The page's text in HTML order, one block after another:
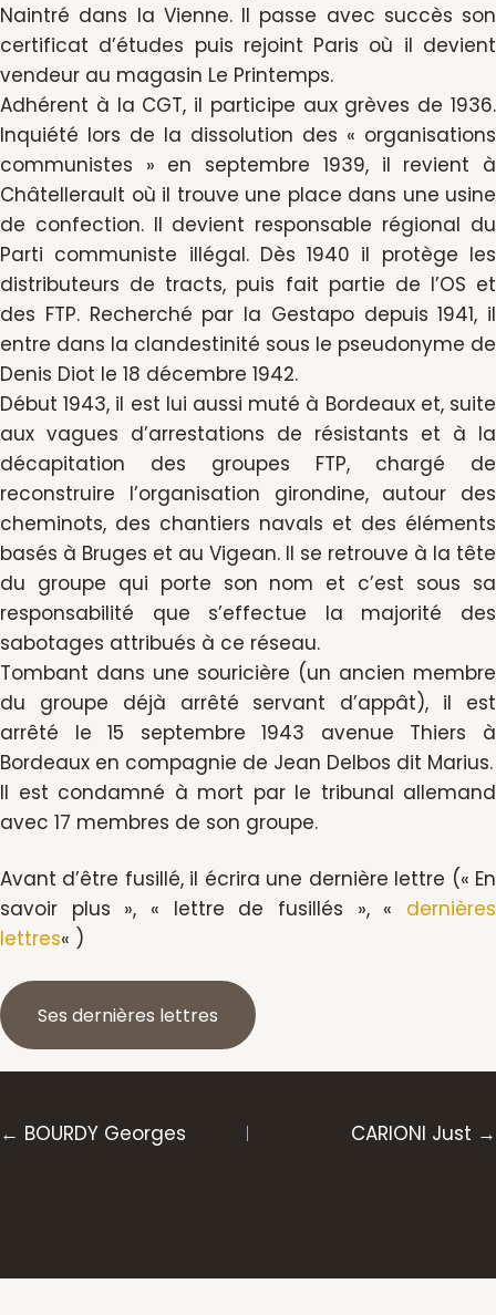
Naintré dans la Vienne. Il passe avec succès son
certificat d’études puis rejoint Paris où il devient
vendeur au magasin Le Printemps.
Adhérent à la CGT, il participe aux grèves de 1936.
Inquiété lors de la dissolution des « organisations
communistes » en septembre 1939, il revient à
Châtellerault où il trouve une place dans une usine
de confection. Il devient responsable régional du
Parti communiste illégal. Dès 1940 il protège les
distributeurs de tracts, puis fait partie de l’OS et
des FTP. Recherché par la Gestapo depuis 1941, il
entre dans la clandestinité sous le pseudonyme de
Denis Diot le 18 décembre 1942.
Début 1943, il est lui aussi muté à Bordeaux et, suite
aux vagues d’arrestations de résistants et à la
décapitation des groupes FTP, chargé de
reconstruire l’organisation girondine, autour des
cheminots, des chantiers navals et des éléments
basés à Bruges et au Vigean. Il se retrouve à la tête
du groupe qui porte son nom et c’est sous sa
responsabilité que s’effectue la majorité des
sabotages attribués à ce réseau.
Tombant dans une souricière (un ancien membre
du groupe déjà arrêté servant d’appât), il est
arrêté le 15 septembre 1943 avenue Thiers à
Bordeaux en compagnie de Jean Delbos dit Marius.
Il est condamné à mort par le tribunal allemand
avec 17 membres de son groupe.
Avant d’être fusillé, il écrira une dernière lettre (« En
savoir plus », « lettre de fusillés », « dernières
lettres« )
Ses dernières lettres
Posts
← BOURDY Georges CARIONI Just →